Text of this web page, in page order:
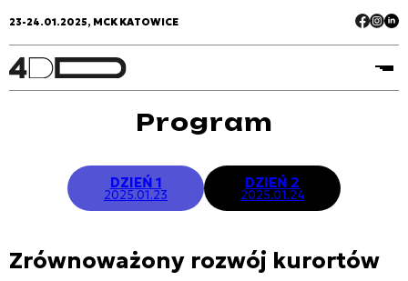
23-24.01.2025, MCK KATOWICE
Program
DZIEŃ 1
2025.01.23
DZIEŃ 2
2025.01.24
Zrównoważony rozwój kurortów